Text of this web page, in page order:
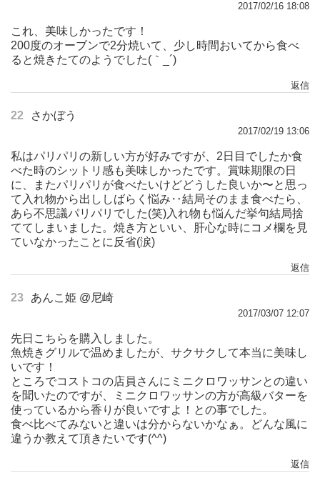
2017/02/16 18:08
これ、美味しかったです！
200度のオーブンで2分焼いて、少し時間おいてから食べ
ると焼きたてのようでした(｀_´)ゞ
返信
22 さかぼう
2017/02/19 13:06
私はパリパリの新しい方が好みですが、2日目でしたか食
べた時のシットリ感も美味しかったです。賞味期限の日
に、またパリパリが食べたいけどどうした良いか〜と思っ
て入れ物から出ししばらく悩み‥結局そのまま食べたら、
あら不思議パリパリでした(笑)入れ物も悩んだ挙句結局捨
ててしまいました。焼き方といい、肝心な時にコメ欄を見
ていなかったことに反省(涙)
返信
23 あんこ姫 @尼崎
2017/03/07 12:07
先日こちらを購入しました。
魚焼きグリルで温めましたが、サクサクして本当に美味し
いです！
ところでコストコの店員さんにミニクロワッサンとの違い
を聞いたのですが、ミニクロワッサンの方が高級バターを
使っているから香りが良いですよ！との事でした。
食べ比べてみないと違いは分からないかなぁ。どんな風に
違うか教えて頂きたいです(^^)
返信